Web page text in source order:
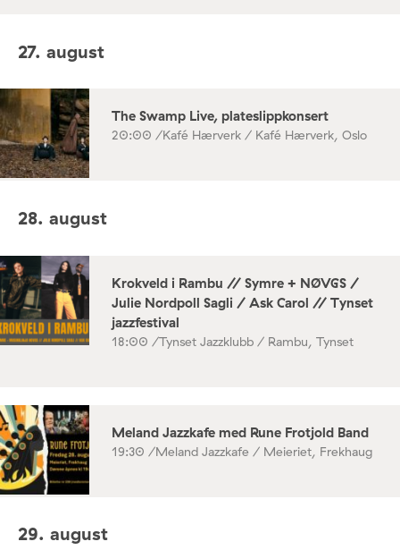
27. august
The Swamp Live, plateslippkonsert
20:00 /Kafé Hærverk / Kafé Hærverk, Oslo
28. august
Krokveld i Rambu // Symre + NØVGS /
Julie Nordpoll Sagli / Ask Carol // Tynset
jazzfestival
18:00 /Tynset Jazzklubb / Rambu, Tynset
Meland Jazzkafe med Rune Frotjold Band
19:30 /Meland Jazzkafe / Meieriet, Frekhaug
29. august